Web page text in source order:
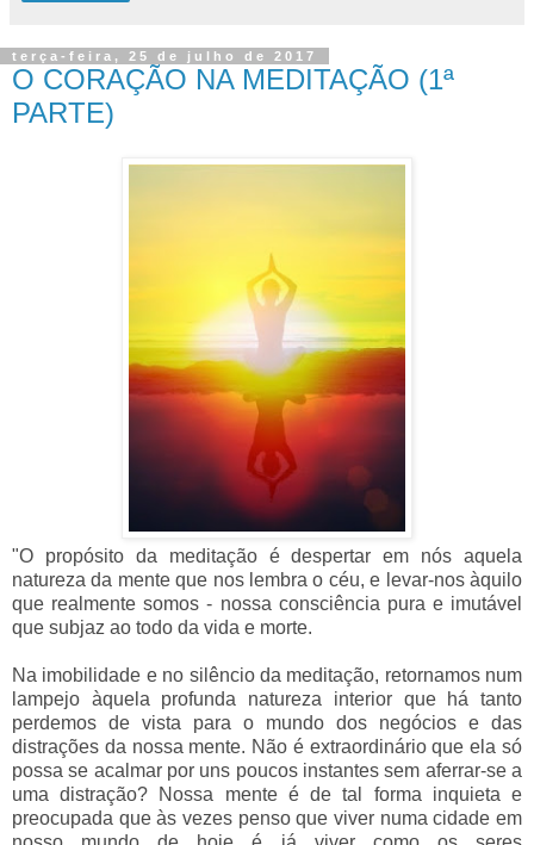
terça-feira, 25 de julho de 2017
O CORAÇÃO NA MEDITAÇÃO (1ª
PARTE)
"O propósito da meditação é despertar em nós aquela
natureza da mente que nos lembra o céu, e levar-nos àquilo
que realmente somos - nossa consciência pura e imutável
que subjaz ao todo da vida e morte.
Na imobilidade e no silêncio da meditação, retornamos num
lampejo àquela profunda natureza interior que há tanto
perdemos de vista para o mundo dos negócios e das
distrações da nossa mente. Não é extraordinário que ela só
possa se acalmar por uns poucos instantes sem aferrar-se a
uma distração? Nossa mente é de tal forma inquieta e
preocupada que às vezes penso que viver numa cidade em